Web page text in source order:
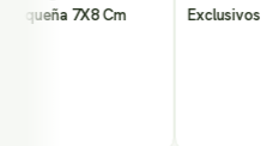
7X8 Cm
Exclusivos